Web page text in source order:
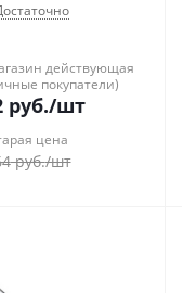
действующая
покупатели)
руб./шт
цена
руб./шт